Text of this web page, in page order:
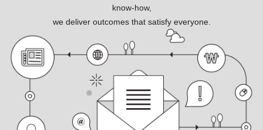
한국자율주행산업협회 리뉴얼 포트폴리오
know-how,
we deliver outcomes that satisfy everyone.